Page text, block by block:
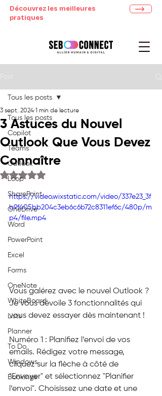
Découvrez les meilleures
pratiques
Tous les posts
Copilot
Teams
Outlook
Loop
SharePoint
OneDrive
Word
PowerPoint
Excel
Forms
OneNote
WhiteBoard
Lists
Planner
To Do
Windows
Bookings
Tous les posts
3 Astuces du Nouvel
Outlook Que Vous Devez
Connaître
3 sept. 2024 1 min de lecture
Noté NaN étoiles sur 5.
https://video.wixstatic.com/video/337e23_3f
b9f405bb204c3eb6c6b72c8311ef6c/480p/m
p4/file.mp4
Vous galérez avec le nouvel Outlook ?
Je vous dévoile 3 fonctionnalités qui
vous devez essayer dès maintenant !
Numéro 1 : Planifiez l’envoi de vos
emails. Rédigez votre message,
cliquez sur la flèche à côté de
"Envoyer" et sélectionnez "Planifier
l’envoi". Choisissez une date et une